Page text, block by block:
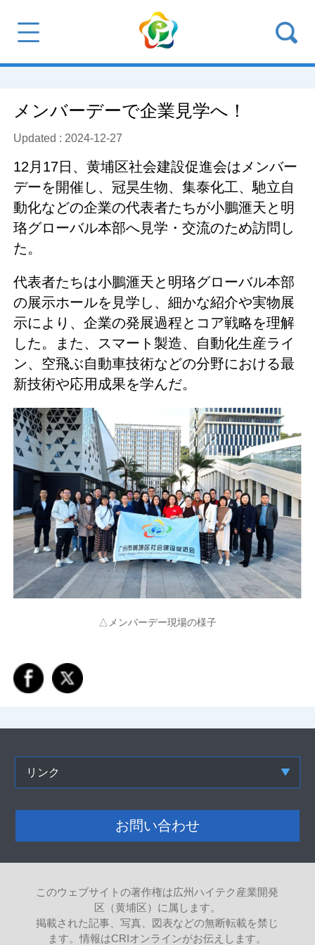
メンバーデーで企業見学へ！
Updated : 2024-12-27
12月17日、黄埔区社会建設促進会はメンバー
デーを開催し、冠昊生物、集泰化工、馳立自
動化などの企業の代表者たちが小鵬滙天と明
珞グローバル本部へ見学・交流のため訪問し
た。
代表者たちは小鵬滙天と明珞グローバル本部
の展示ホールを見学し、細かな紹介や実物展
示により、企業の発展過程とコア戦略を理解
した。また、スマート製造、自動化生産ライ
ン、空飛ぶ自動車技術などの分野における最
新技術や応用成果を学んだ。
△メンバーデー現場の様子
リンク
お問い合わせ
このウェブサイトの著作権は広州ハイテク産業開発
区（黄埔区）に属します。
掲載された記事、写真、図表などの無断転載を禁じ
ます。情報はCRIオンラインがお伝えします。